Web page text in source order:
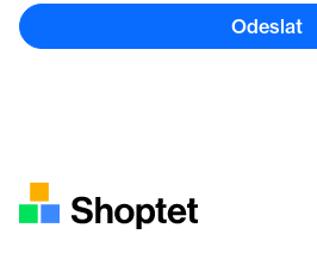
Odeslat